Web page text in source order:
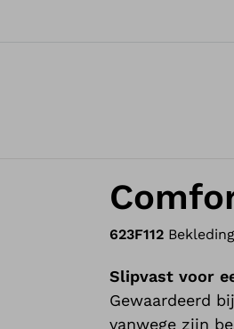
623F112 Bekleding
Slipvast voor
Gewaardeerd
vanwege zijn